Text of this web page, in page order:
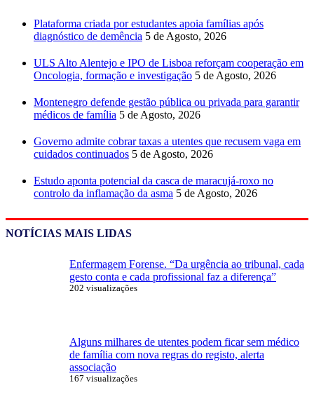
Plataforma criada por estudantes apoia famílias após
diagnóstico de demência 5 de Agosto, 2026
ULS Alto Alentejo e IPO de Lisboa reforçam cooperação em
Oncologia, formação e investigação 5 de Agosto, 2026
Montenegro defende gestão pública ou privada para garantir
médicos de família 5 de Agosto, 2026
Governo admite cobrar taxas a utentes que recusem vaga em
cuidados continuados 5 de Agosto, 2026
Estudo aponta potencial da casca de maracujá-roxo no
controlo da inflamação da asma 5 de Agosto, 2026
NOTÍCIAS MAIS LIDAS
Enfermagem Forense. “Da urgência ao tribunal, cada
gesto conta e cada profissional faz a diferença”
202 visualizações
Alguns milhares de utentes podem ficar sem médico
de família com nova regras do registo, alerta
associação
167 visualizações